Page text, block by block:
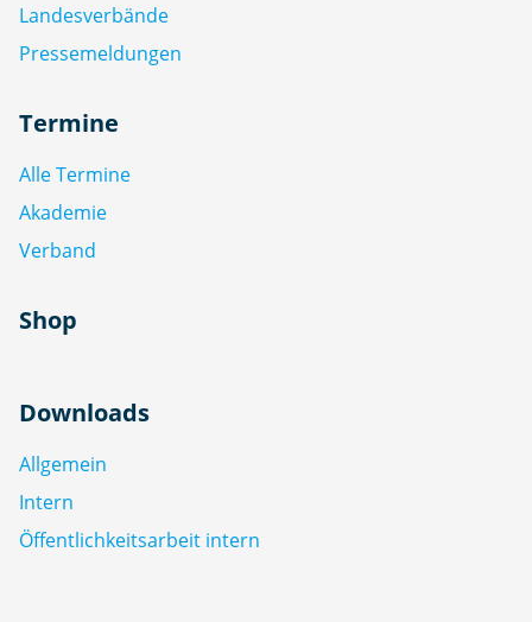
Landesverbände
Pressemeldungen
Termine
Alle Termine
Akademie
Verband
Shop
Downloads
Allgemein
Intern
Öffentlichkeitsarbeit intern